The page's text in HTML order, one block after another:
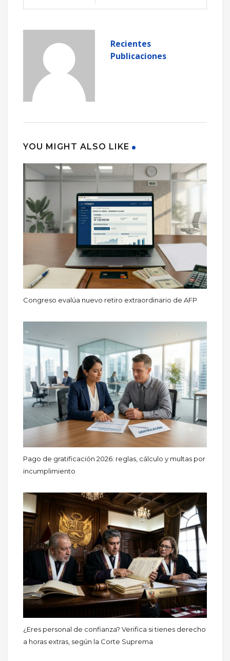
Recientes
Publicaciones
YOU MIGHT ALSO LIKE
Congreso evalúa nuevo retiro extraordinario de AFP
Pago de gratificación 2026: reglas, cálculo y multas por
incumplimiento
¿Eres personal de confianza? Verifica si tienes derecho
a horas extras, según la Corte Suprema